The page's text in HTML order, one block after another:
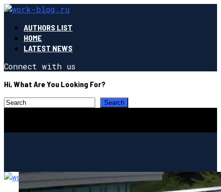
AUTHORS LIST
HOME
LATEST NEWS
Connect with us
Hi, What Are You Looking For?